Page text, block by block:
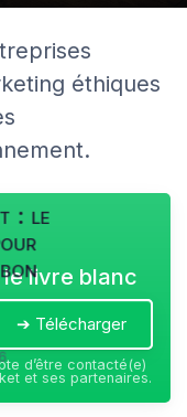
éthiques
: le
livre blanc
➔ Télécharger
d’être contacté(e)
et ses partenaires.